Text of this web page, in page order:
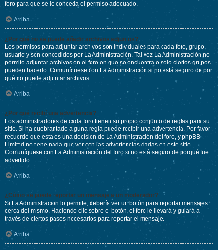
foro para que se le conceda el permiso adecuado.
Arriba
¿Por qué no se puede añadir archivos adjuntos?
Los permisos para adjuntar archivos son individuales para cada foro, grupo,
usuario y son concedidos por La Administración. Tal vez La Administración no
permite adjuntar archivos en el foro en que se encuentra o solo ciertos grupos
pueden hacerlo. Comuníquese con La Administración si no está seguro de por
qué no puede adjuntar archivos.
Arriba
¿Por qué recibí una advertencia?
Los administradores de cada foro tienen su propio conjunto de reglas para su
sitio. Si ha quebrantado alguna regla puede recibir una advertencia. Por favor
recuerde que esta es una decisión de La Administración del foro, y phpBB
Limited no tiene nada que ver con las advertencias dadas en este sitio.
Comuníquese con La Administración del foro si no está seguro de porqué fue
advertido.
Arriba
¿Cómo se puede reportar un mensaje a un moderador?
Si La Administración lo permite, debería ver un botón para reportar mensajes
cerca del mismo. Haciendo clic sobre el botón, el foro le llevará y guiará a
través de ciertos pasos necesarios para reportar el mensaje.
Arriba